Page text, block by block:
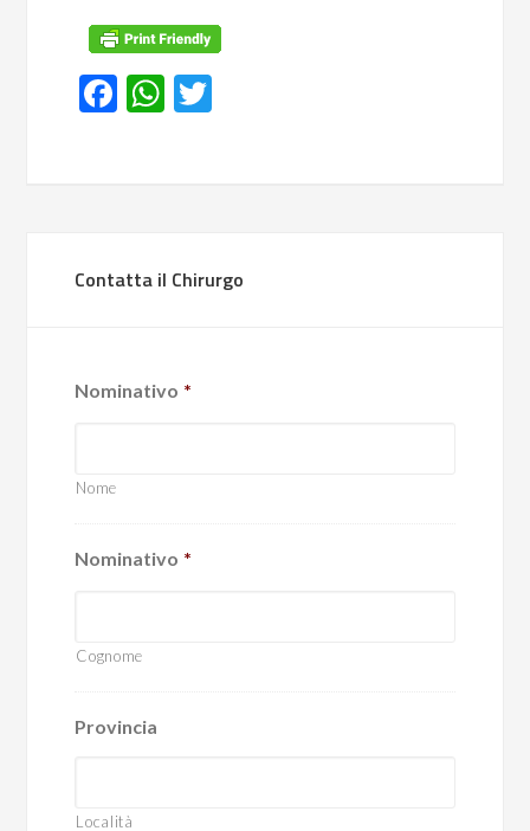
Facebook
WhatsApp
Contatta il Chirurgo
Nominativo *
Nome
Nominativo *
Cognome
Provincia
Località